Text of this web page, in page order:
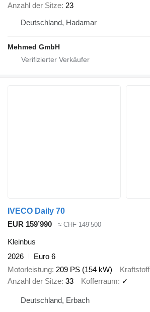
Anzahl der Sitze 23
Deutschland, Hadamar
Mehmed GmbH
IVECO Daily 70
EUR 159’990
≈ CHF 149’500
Kleinbus
2026
Euro 6
Motorleistung 209 PS (154 kW) Kraftstoff
Anzahl der Sitze 33 Kofferraum ✓
Deutschland, Erbach